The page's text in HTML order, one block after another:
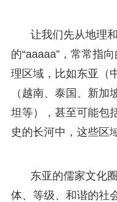
让我们先从地理
的“aaaaa”，常常指
理区域，比如东亚（
（越南、泰国、新
坦等），甚至可能包
史的长河中，这些区
东亚的儒家文化
体、等级、和谐的社